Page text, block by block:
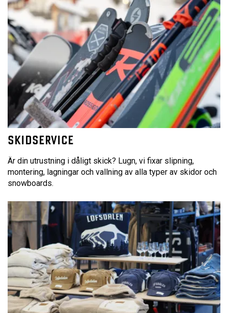
SKIDSERVICE
Är din utrustning i dåligt skick? Lugn, vi fixar slipning,
montering, lagningar och vallning av alla typer av skidor och
snowboards.